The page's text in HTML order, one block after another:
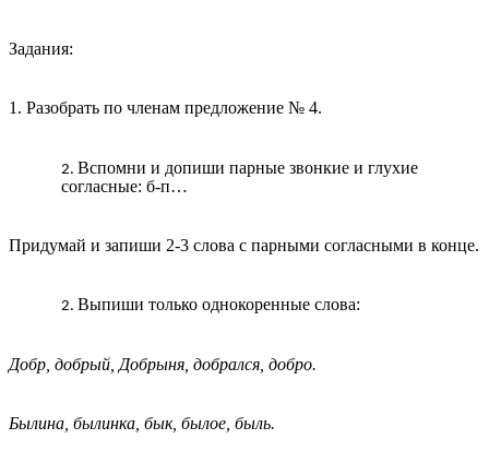
Задания:
1. Разобрать по членам предложение № 4.
Вспомни и допиши парные звонкие и глухие
согласные: б-п…
Придумай и запиши 2-3 слова с парными согласными в конце.
Выпиши только однокоренные слова:
Добр, добрый, Добрыня, добрался, добро.
Былина, былинка, бык, былое, быль.